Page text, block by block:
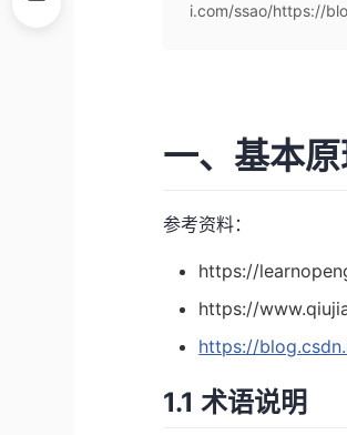
i.com/ssao/https://
一、基本
参考资料：
https://
https://
https://
1.1 术语说明